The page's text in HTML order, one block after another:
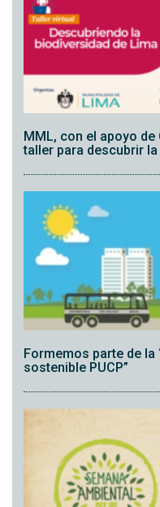
MML, con el apoyo
taller para descubrir
Formemos parte de la
sostenible PUCP”